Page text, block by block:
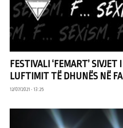
FESTIVALI ‘FEMART’ SIVJET
LUFTIMIT TË DHUNËS NË
12/07/2021 • 13:25